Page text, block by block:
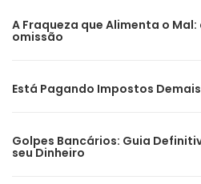
A Fraqueza que Alimenta o
omissão
Está Pagando Impostos Demais
Golpes Bancários: Guia
seu Dinheiro